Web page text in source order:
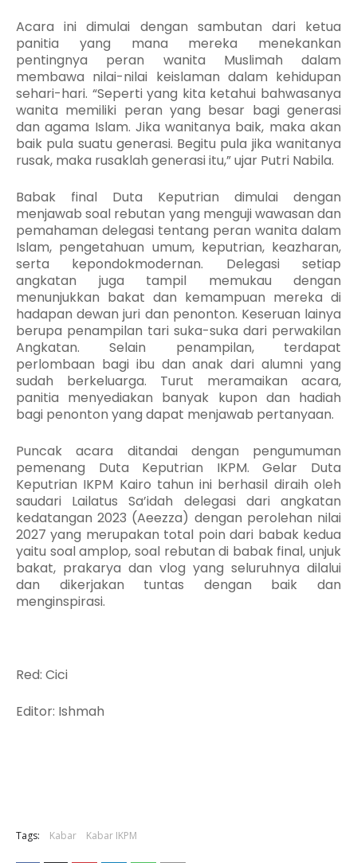
Acara ini dimulai dengan sambutan dari ketua
panitia yang mana mereka menekankan
pentingnya peran wanita Muslimah dalam
membawa nilai-nilai keislaman dalam kehidupan
sehari-hari. “Seperti yang kita ketahui bahwasanya
wanita memiliki peran yang besar bagi generasi
dan agama Islam. Jika wanitanya baik, maka akan
baik pula suatu generasi. Begitu pula jika wanitanya
rusak, maka rusaklah generasi itu,” ujar Putri Nabila.
Babak final Duta Keputrian dimulai dengan
menjawab soal rebutan yang menguji wawasan dan
pemahaman delegasi tentang peran wanita dalam
Islam, pengetahuan umum, keputrian, keazharan,
serta kepondokmodernan. Delegasi setiap
angkatan juga tampil memukau dengan
menunjukkan bakat dan kemampuan mereka di
hadapan dewan juri dan penonton. Keseruan lainya
berupa penampilan tari suka-suka dari perwakilan
Angkatan. Selain penampilan, terdapat
perlombaan bagi ibu dan anak dari alumni yang
sudah berkeluarga. Turut meramaikan acara,
panitia menyediakan banyak kupon dan hadiah
bagi penonton yang dapat menjawab pertanyaan.
Puncak acara ditandai dengan pengumuman
pemenang Duta Keputrian IKPM. Gelar Duta
Keputrian IKPM Kairo tahun ini berhasil diraih oleh
saudari Lailatus Sa’idah delegasi dari angkatan
kedatangan 2023 (Aeezza) dengan perolehan nilai
2027 yang merupakan total poin dari babak kedua
yaitu soal amplop, soal rebutan di babak final, unjuk
bakat, prakarya dan vlog yang seluruhnya dilalui
dan dikerjakan tuntas dengan baik dan
menginspirasi.
Red: Cici
Editor: Ishmah
Tags: Kabar Kabar IKPM